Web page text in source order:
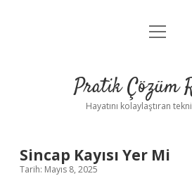
Anasayfa
Yasal Uyarı
menüyü
Pratik Çözüm
Hayatını kolaylaştıran
Sincap Kayısı Yer Mi
Tarih: Mayıs 8, 2025